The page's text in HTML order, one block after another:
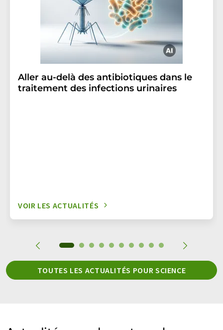
Aller au-delà des antibiotiques dans le
traitement des infections urinaires
VOIR LES ACTUALITÉS
TOUTES LES ACTUALITÉS POUR SCIENCE